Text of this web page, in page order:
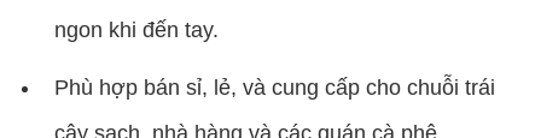
ngon khi đến tay.
Phù hợp bán sỉ, lẻ, và cung cấp cho chuỗi trái